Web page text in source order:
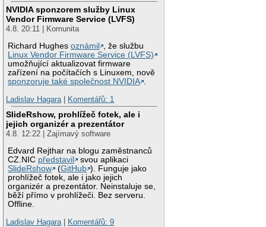
NVIDIA sponzorem služby Linux
Vendor Firmware Service (LVFS)
4.8. 20:11 | Komunita
Richard Hughesoznámil
, že službu
Linux Vendor Firmware Service (LVFS)
umožňující aktualizovat firmware
zařízení na počítačích s Linuxem, nově
sponzoruje také společnost NVIDIA .
Ladislav Hagara | Komentářů: 1
SlideRshow, prohlížeč fotek, ale i
jejich organizér a prezentátor
4.8. 12:22 | Zajímavý software
Edvard Rejthar na blogu zaměstnanců
CZ.NIC představil
svou aplikaci
SlideRshow
(GitHub ). Funguje jako
prohlížeč fotek, ale i jako jejich
organizér a prezentátor. Neinstaluje se,
běží přímo v prohlížeči. Bez serveru.
Offline.
Ladislav Hagara | Komentářů: 9